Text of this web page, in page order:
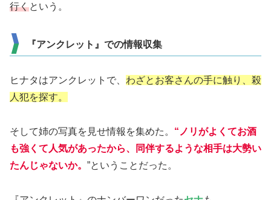
行くという。
『アンクレット』での情報収集
ヒナタはアンクレットで、 わざとお客さんの手に触り、殺
人犯を探す。
そして姉の写真を見せ情報を集めた。 “ノリがよくてお酒
も強くて人気があったから、同伴するような相手は大勢い
たんじゃないか。 ”ということだった。